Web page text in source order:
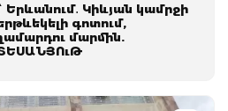
Կիևյան կամրջի
գոտում,
մարմին.